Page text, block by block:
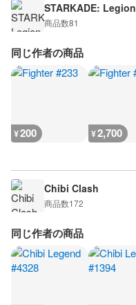
STARKADE: Legion
商品数81
同じ作者の商品
¥200 ¥2,700
Chibi Clash
商品数172
同じ作者の商品